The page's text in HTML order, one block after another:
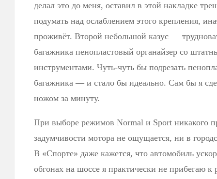
делал это до меня, оставил в этой накладке
подумать над ослаблением этого крепления,
проживёт. Второй небольшой казус —
багажника пенопластовый органайзер со
инструментами. Чуть-чуть бы подрезать
багажника — и стало бы идеально. Сам бы я
ножом за минуту.
При выборе режимов Normal и Sport никакого
задумчивости мотора не ощущается, ни в
В «Спорте» даже кажется, что автомобиль
обгонах на шоссе я практически не прибегаю